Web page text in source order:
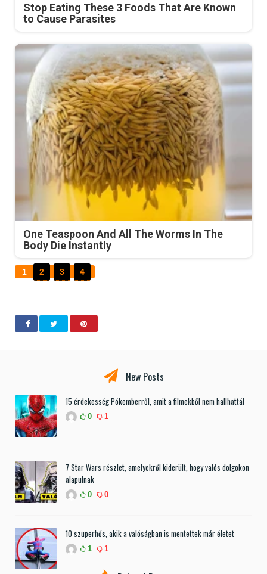
Stop Eating These 3 Foods That Are Known
to Cause Parasites
One Teaspoon And All The Worms In The
Body Die Instantly
1 2 3 4
New Posts
15 érdekesség Pókemberről, amit a filmekből nem hallhattál
0 1
7 Star Wars részlet, amelyekről kiderült, hogy valós dolgokon
alapulnak
0 0
10 szuperhős, akik a valóságban is mentettek már életet
1 1